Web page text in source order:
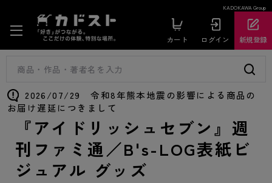
KADOKAWA Group
カート ログイン 新規登録
2026/07/29 令和8年熊本地震の影響による商品の
お届け遅延につきまして
『アイドリッシュセブン』週
刊ファミ通／B's-LOG表紙ビ
ジュアル グッズ